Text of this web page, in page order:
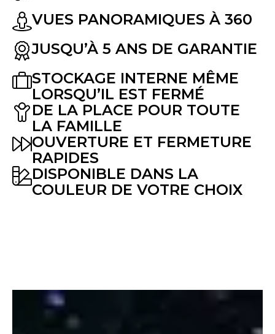
VUES PANORAMIQUES À 360
JUSQU’À 5 ANS DE GARANTIE
STOCKAGE INTERNE MÊME
LORSQU’IL EST FERMÉ
DE LA PLACE POUR TOUTE
LA FAMILLE
OUVERTURE ET FERMETURE
RAPIDES
DISPONIBLE DANS LA
COULEUR DE VOTRE CHOIX